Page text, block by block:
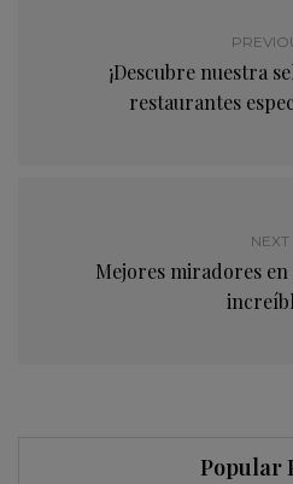
¡Descubre nuestra
restaurantes
NEXT
Mejores miradores en
Popular